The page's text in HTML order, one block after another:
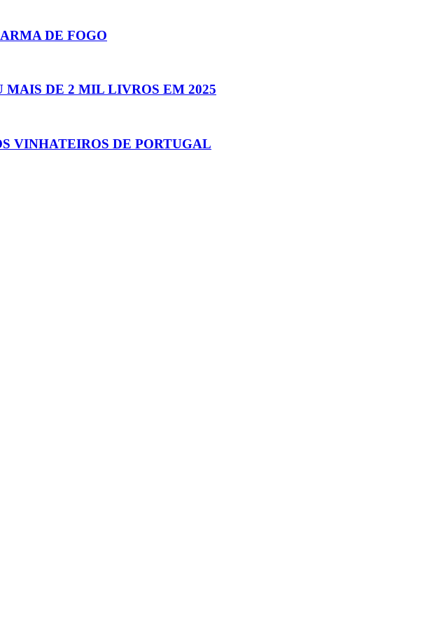
DE FOGO
DE 2 MIL LIVROS EM 2025
VINHATEIROS DE PORTUGAL